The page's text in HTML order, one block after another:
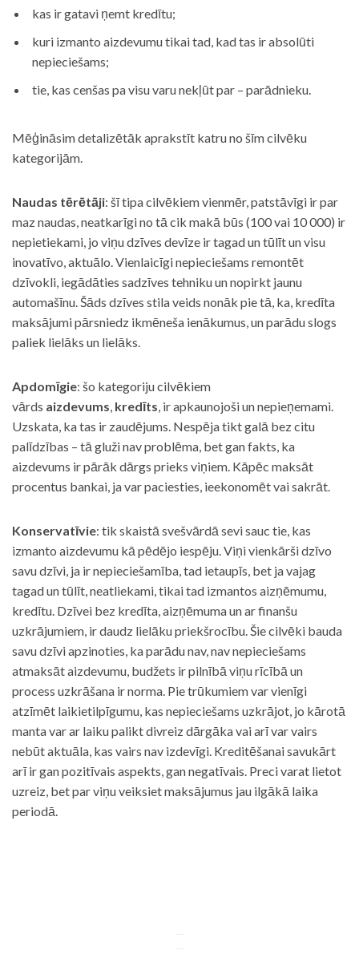
kas ir gatavi ņemt kredītu;
kuri izmanto aizdevumu tikai tad, kad tas ir absolūti
nepieciešams;
tie, kas cenšas pa visu varu nekļūt par – parādnieku.
Mēģināsim detalizētāk aprakstīt katru no šīm cilvēku
kategorijām.
Naudas tērētāji: šī tipa cilvēkiem vienmēr, patstāvīgi ir par
maz naudas, neatkarīgi no tā cik makā būs (100 vai 10 000) ir
nepietiekami, jo viņu dzīves devīze ir tagad un tūlīt un visu
inovatīvo, aktuālo. Vienlaicīgi nepieciešams remontēt
dzīvokli, iegādāties sadzīves tehniku un nopirkt jaunu
automašīnu. Šāds dzīves stila veids nonāk pie tā, ka, kredīta
maksājumi pārsniedz ikmēneša ienākumus, un parādu slogs
paliek lielāks un lielāks.
Apdomīgie: šo kategoriju cilvēkiem
vārds aizdevums, kredīts, ir apkaunojoši un nepieņemami.
Uzskata, ka tas ir zaudējums. Nespēja tikt galā bez citu
palīdzības – tā gluži nav problēma, bet gan fakts, ka
aizdevums ir pārāk dārgs prieks viņiem. Kāpēc maksāt
procentus bankai, ja var paciesties, ieekonomēt vai sakrāt.
Konservatīvie: tik skaistā svešvārdā sevi sauc tie, kas
izmanto aizdevumu kā pēdējo iespēju. Viņi vienkārši dzīvo
savu dzīvi, ja ir nepieciešamība, tad ietaupīs, bet ja vajag
tagad un tūlīt, neatliekami, tikai tad izmantos aizņēmumu,
kredītu. Dzīvei bez kredīta, aizņēmuma un ar finanšu
uzkrājumiem, ir daudz lielāku priekšrocību. Šie cilvēki bauda
savu dzīvi apzinoties, ka parādu nav, nav nepieciešams
atmaksāt aizdevumu, budžets ir pilnībā viņu rīcībā un
process uzkrāšana ir norma. Pie trūkumiem var vienīgi
atzīmēt laikietilpīgumu, kas nepieciešams uzkrājot, jo kārotā
manta var ar laiku palikt divreiz dārgāka vai arī var vairs
nebūt aktuāla, kas vairs nav izdevīgi. Kreditēšanai savukārt
arī ir gan pozitīvais aspekts, gan negatīvais. Preci varat lietot
uzreiz, bet par viņu veiksiet maksājumus jau ilgākā laika
periodā.